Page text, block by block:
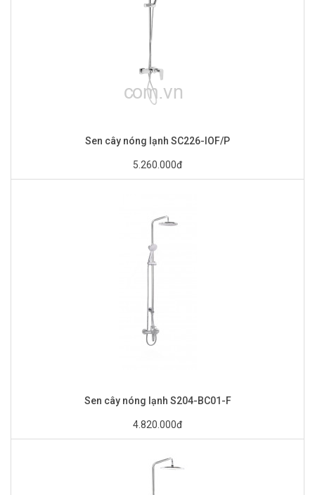
Sen cây nóng lạnh SC226-IOF/P
5.260.000đ
Sen cây nóng lạnh S204-BC01-F
4.820.000đ